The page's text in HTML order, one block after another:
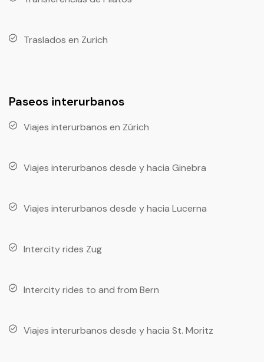
Traslados en Zurich
Paseos interurbanos
Viajes interurbanos en Zúrich
Viajes interurbanos desde y hacia Ginebra
Viajes interurbanos desde y hacia Lucerna
Intercity rides Zug
Intercity rides to and from Bern
Viajes interurbanos desde y hacia St. Moritz